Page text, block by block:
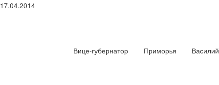
17.04.2014
Вице-губернатор Приморья Василий